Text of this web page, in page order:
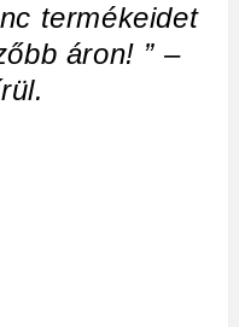
termékeidet
áron! ” –